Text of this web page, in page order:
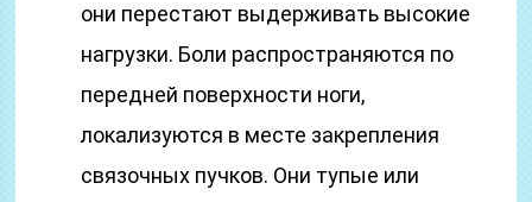
они перестают выдерживать высокие
нагрузки. Боли распространяются по
передней поверхности ноги,
локализуются в месте закрепления
связочных пучков. Они тупые или